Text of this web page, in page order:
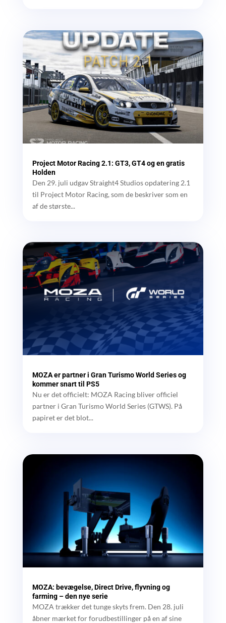
Project Motor Racing 2.1: GT3, GT4 og en gratis
Holden
Den 29. juli udgav Straight4 Studios opdatering 2.1
til Project Motor Racing, som de beskriver som en
af de største...
MOZA er partner i Gran Turismo World Series og
kommer snart til PS5
Nu er det officielt: MOZA Racing bliver officiel
partner i Gran Turismo World Series (GTWS). På
papiret er det blot...
MOZA: bevægelse, Direct Drive, flyvning og
farming – den nye serie
MOZA trækker det tunge skyts frem. Den 28. juli
åbner mærket for forudbestillinger på en af sine